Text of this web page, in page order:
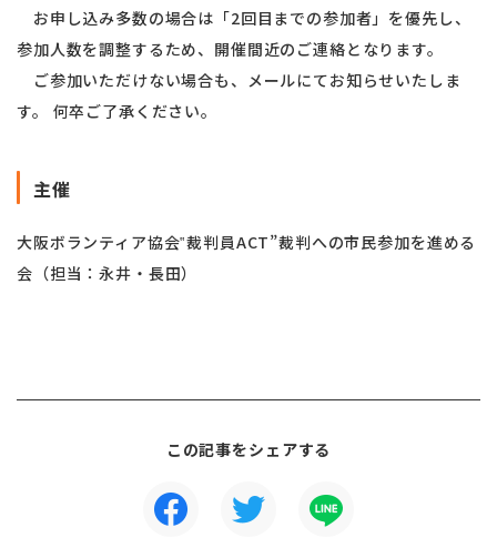
お申し込み多数の場合は「2回目までの参加者」を優先し、
参加人数を調整するため、開催間近のご連絡となります。
ご参加いただけない場合も、メールにてお知らせいたしま
す。 何卒ご了承ください。
主催
大阪ボランティア協会‟裁判員ACT”裁判への市民参加を進める
会（担当：永井・長田）
この記事をシェアする